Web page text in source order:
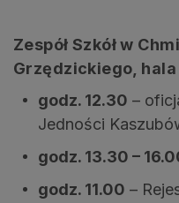
Zespół Szkół w
Grzędzickiego,
godz. 12.30 –
Jedności
godz. 13.30 –
godz. 11.00 –